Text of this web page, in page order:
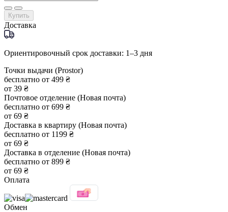
Купить
Доставка
Ориентировочный срок доставки: 1–3 дня
Точки выдачи (Prostor)
бесплатно от 499 ₴
от 39 ₴
Почтовое отделение (Новая почта)
бесплатно от 699 ₴
от 69 ₴
Доставка в квартиру (Новая почта)
бесплатно от 1199 ₴
от 69 ₴
Доставка в отделение (Новая почта)
бесплатно от 899 ₴
от 69 ₴
Оплата
Обмен